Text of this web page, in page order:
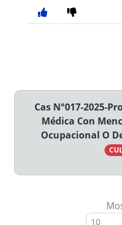
Cas N°017-2025-
Médica Con
Ocupacional O